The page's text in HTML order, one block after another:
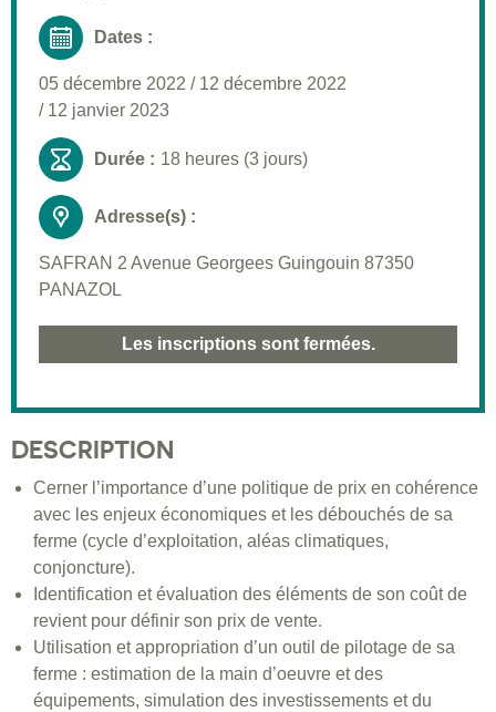
Dates :
05 décembre 2022 / 12 décembre 2022
/ 12 janvier 2023
Durée : 18 heures (3 jours)
Adresse(s) :
SAFRAN 2 Avenue Georgees Guingouin 87350
PANAZOL
Les inscriptions sont fermées.
DESCRIPTION
Cerner l’importance d’une politique de prix en cohérence
avec les enjeux économiques et les débouchés de sa
ferme (cycle d’exploitation, aléas climatiques,
conjoncture).
Identification et évaluation des éléments de son coût de
revient pour définir son prix de vente.
Utilisation et appropriation d’un outil de pilotage de sa
ferme : estimation de la main d’oeuvre et des
équipements, simulation des investissements et du